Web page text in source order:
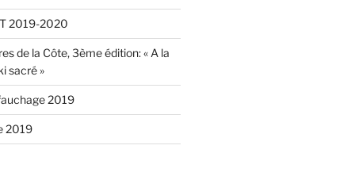
2019-2020
de la Côte, 3ème édition: « A la
sacré »
2019
2019